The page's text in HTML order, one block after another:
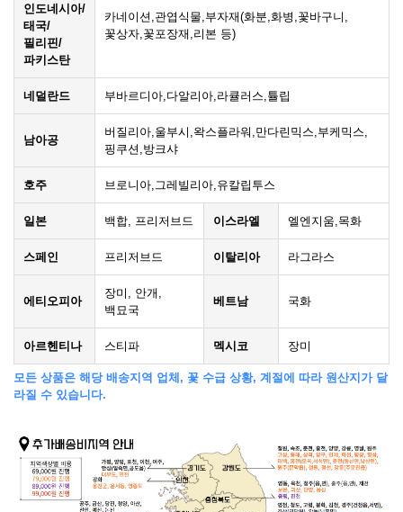
인도네시아/
태국/
필리핀/
파키스탄
카네이션,관엽식물,부자재(화분,화병,꽃바구니,
꽃상자,꽃포장재,리본 등)
네덜란드 부바르디아,다알리아,라큘러스,튤립
남아공
버질리아,울부시,왁스플라워,만다린믹스,부케믹스,
핑쿠션,방크샤
호주 브로니아,그레빌리아,유칼립투스
일본 백합, 프리저브드 이스라엘 엘엔지움,목화
스페인 프리저브드 이탈리아 라그라스
에티오피아
장미, 안개,
백묘국
베트남 국화
아르헨티나 스티파 멕시코 장미
모든 상품은 해당 배송지역 업체, 꽃 수급 상황, 계절에 따라 원산지가 달
라질 수 있습니다.